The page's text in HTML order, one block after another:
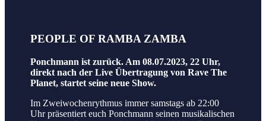
PEOPLE OF RAMBA ZAMBA
Ponchmann ist zurück. Am 08.07.2023, 22 Uhr,
direkt nach der Live Übertragung von Rave The
Planet, startet seine neue Show.
Im Zweiwochenrythmus immer samstags ab 22:00
Uhr präsentiert euch Ponchmann seinen musikalischen